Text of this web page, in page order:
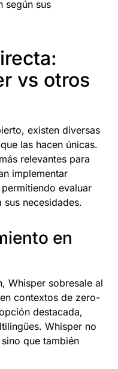
según sus
vs otros
existen diversas
las hacen únicas.
relevantes para
implementar
evaluar
necesidades.
en
Whisper sobresale al
contextos de zero-
destacada,
Whisper no
que también